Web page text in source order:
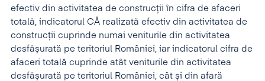
efectiv din activitatea de construcții în cifra de afaceri
totală, indicatorul CĂ realizată efectiv din activitatea de
construcții cuprinde numai veniturile din activitatea
desfășurată pe teritoriul României, iar indicatorul cifra de
afaceri totală cuprinde atât veniturile din activitatea
desfășurată pe teritoriul României, cât și din afară